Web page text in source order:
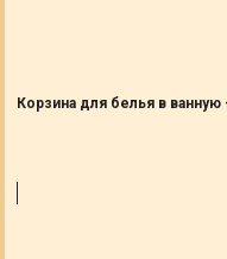
Корзина для белья в